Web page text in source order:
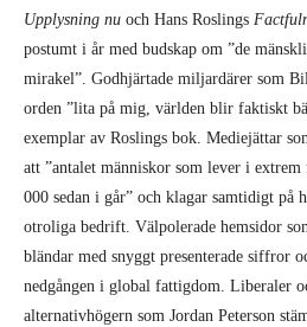
Upplysning nu och Hans Roslings
postumt i år med budskap om ”de
mirakel”. Godhjärtade miljardärer som
orden ”lita på mig, världen blir faktiskt
exemplar av Roslings bok. Mediejättar
att ”antalet människor som lever i
000 sedan i går” och klagar samtidigt på
otroliga bedrift. Välpolerade hemsidor
bländar med snyggt presenterade siffror
nedgången i global fattigdom. Liberaler
alternativhögern som Jordan Peterson